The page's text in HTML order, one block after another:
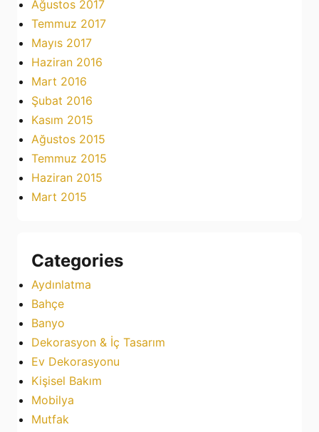
Ağustos 2017
Temmuz 2017
Mayıs 2017
Haziran 2016
Mart 2016
Şubat 2016
Kasım 2015
Ağustos 2015
Temmuz 2015
Haziran 2015
Mart 2015
Categories
Aydınlatma
Bahçe
Banyo
Dekorasyon & İç Tasarım
Ev Dekorasyonu
Kişisel Bakım
Mobilya
Mutfak